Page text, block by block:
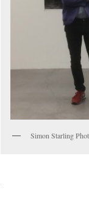
Simon Starling